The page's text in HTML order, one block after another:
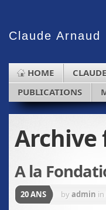
Claude Arnaud
HOME
PUBLICATIONS
Archive
A la
20 ANS byadmin in